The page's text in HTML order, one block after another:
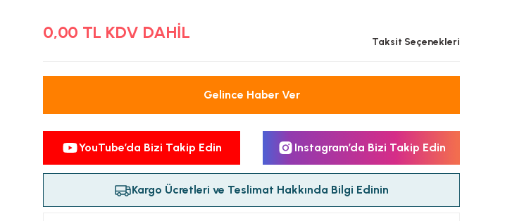
0,00 TL KDV DAHİL Taksit Seçenekleri
Gelince Haber Ver
YouTube’da Bizi Takip Edin Instagram’da Bizi Takip Edin
Kargo Ücretleri ve Teslimat Hakkında Bilgi Edinin